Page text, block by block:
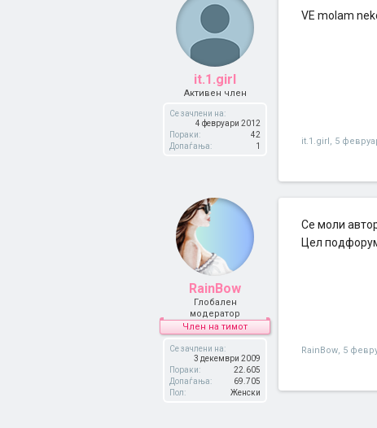
it.1.girl
Активен член
Се зачлени на:
4 февруари 2012
Пораки:
42
Допаѓања:
1
VE molam
it.1.girl, 5
RainBow
Глобален
модератор
Член на тимот
Се зачлени на:
3 декември 2009
Пораки:
22.605
Допаѓања:
69.705
Пол:
Женски
Се моли
Цел
RainBow, 5